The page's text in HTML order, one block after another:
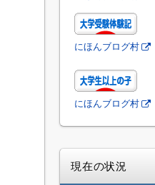
にほんブログ村
にほんブログ村
現在の状況